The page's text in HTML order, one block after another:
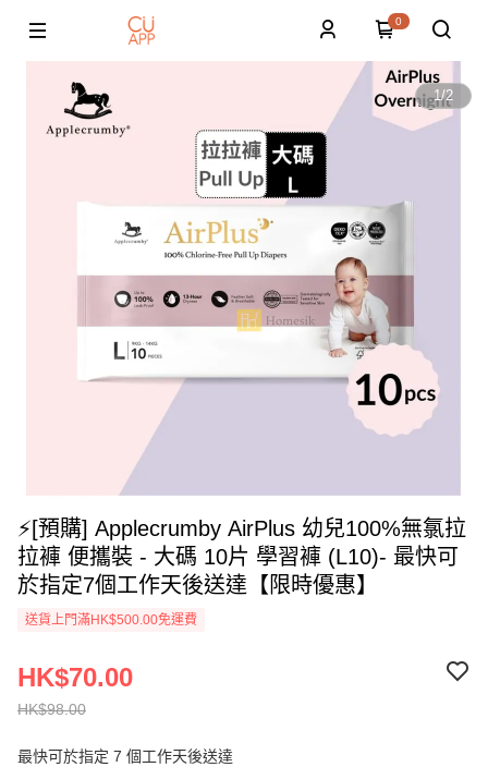
0
1/2
⚡[預購] Applecrumby AirPlus 幼兒100%無氯拉
拉褲 便攜裝 - 大碼 10片 學習褲 (L10)- 最快可
於指定7個工作天後送達【限時優惠】
送貨上門滿HK$500.00免運費
HK$98.00
HK$70.00
最快可於指定 7 個工作天後送達